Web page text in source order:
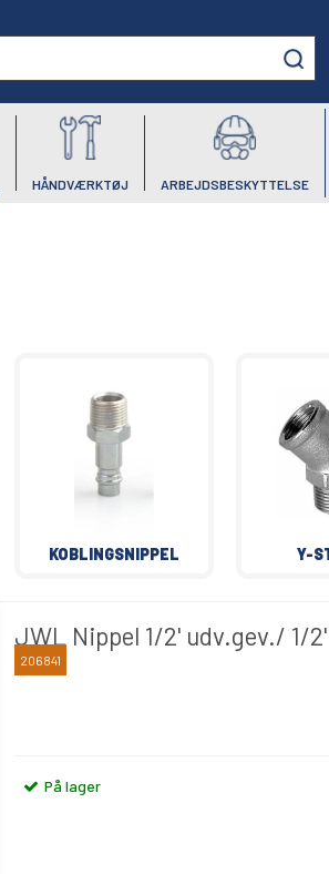
HÅNDVÆRKTØJ ARBEJDSBESKYTTELSE
KOBLINGSNIPPEL Y-
JWL Nippel 1/2' udv.gev./ 1/
JWL
206841
På lager